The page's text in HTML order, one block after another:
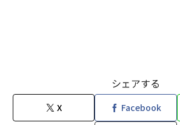
シェアする
X Facebook